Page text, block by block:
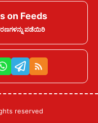
on Feeds
ಪಡೆಯಿರಿ
reserved